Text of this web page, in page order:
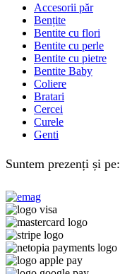
Accesorii păr
Bențite
Bentite cu flori
Bentite cu perle
Bentite cu pietre
Bentite Baby
Coliere
Bratari
Cercei
Curele
Genti
Suntem prezenți și pe: